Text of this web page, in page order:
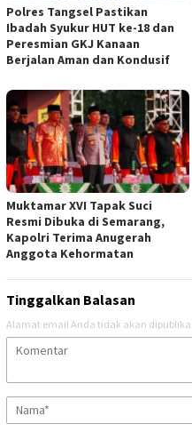
Polres Tangsel Pastikan
Ibadah Syukur HUT ke-18 dan
Peresmian GKJ Kanaan
Berjalan Aman dan Kondusif
Muktamar XVI Tapak Suci
Resmi Dibuka di Semarang,
Kapolri Terima Anugerah
Anggota Kehormatan
Tinggalkan Balasan
Alamat email Anda tidak akan